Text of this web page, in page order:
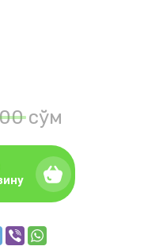
сўм